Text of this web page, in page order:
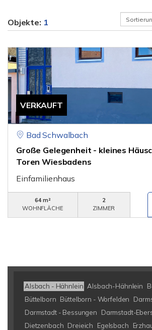
Objekte: 1
VERKAUFT
Bad Schwalbach
Große Gelegenheit - kleines
Toren Wiesbadens
Einfamilienhaus
64 m²
WOHNFLÄCHE
2
ZIMMER
Alsbach - Hähnlein Alsbach-Hähnlein
Büttelborn Büttelborn - Worfelden
Darmstadt - Bessungen
Darmstadt-
Dietzenbach Dreieich Egelsbach